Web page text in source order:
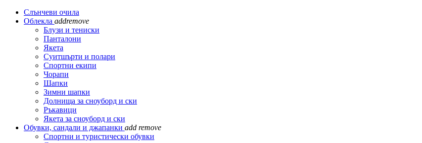
Слънчеви очила
Облекла addremove
Блузи и тениски
Панталони
Якета
Суитшърти и полари
Спортни екипи
Чорапи
Шапки
Зимни шапки
Долнища за сноуборд и ски
Ръкавици
Якета за сноуборд и ски
Обувки, сандали и джапанки add remove
Спортни и туристически обувки